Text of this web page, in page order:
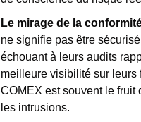
Le mirage de la
ne signifie pas être
échouant à leurs audits
meilleure visibilité sur
COMEX est souvent le fruit
les intrusions.